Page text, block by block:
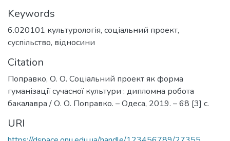
Keywords
6.020101 культурологія, соціальний проект,
суспільство, відносини
Citation
Поправко, О. О. Соціальний проект як форма
гуманізації сучасної культури : дипломна робота
бакалавра / О. О. Поправко. – Одеса, 2019. – 68 [3] с.
URI